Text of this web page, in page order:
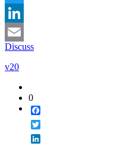
Twitter
LinkedIn
Email
Discuss
v20
0